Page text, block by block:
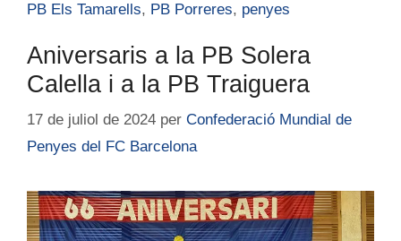
PB Els Tamarells, PB Porreres, penyes
Aniversaris a la PB Solera
Calella i a la PB Traiguera
17 de juliol de 2024 per Confederació Mundial de
Penyes del FC Barcelona